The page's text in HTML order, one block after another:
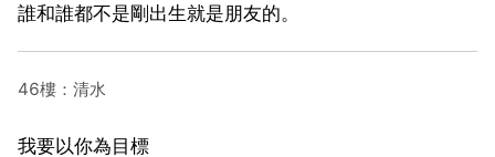
誰和誰都不是剛出生就是朋友的。
46樓：清水
我要以你為目標